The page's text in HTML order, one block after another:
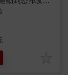
年的人類交戰